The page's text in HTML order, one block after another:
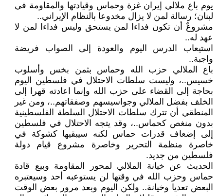
يوم باع ملالي إيران غزة وحماس وقيادتها والمقاومة في
لبنان؛ رسالة لمن لا يزال مخدوعا بالنظام الإيراني..
مشروعٌ أن تكون فداءا لمن يستحق وليس فداءا لمن لا
عهد له..
استيعاب الدرس اليوم والعودة إلى الصواب فريضة
واجبة..
باع الملالي حزب الله وحماس بثمن بخس وأسلوب
خسيس..، وليست سلطات الاحتلال في فلسطين اليوم
بحاجة إلى القضاء على حزب الله وإنما اعادته قهرا إلى
الخلف بفضل الملالي وجواسيسهم وصفقاتهم..، ومن غير
المنطقي أن تترك سلطات الاحتلال السلطة الفلسطينية
بدون منغص كحماس..، وقد يتجه الاحتلال في فلسطين
إلى إضعاف قدرات حماس لكنه سيبقيها كشوكة في
خاصرة منظمة التحرير وخاصرة مشروع قيام دولة
فلسطين من جديد.
الحديث عن خيانة الملالي لمحور المقاومة وبيع قادة
حماس وحزب الله في وقتها لن يستوعبه أحد وسيعتبره
البعض تعديا وخيانة.. ولكن اليوم وبعد مرور بعض الوقت